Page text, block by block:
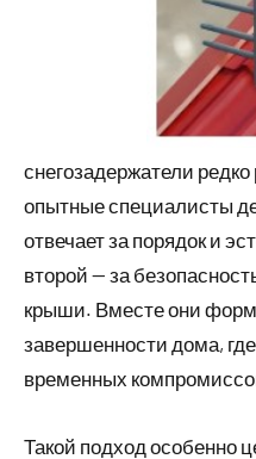
снегозадержатели
опытные специалисты
отвечает за порядок и
второй — за
крыши. Вместе они
завершенности дома,
временных
Такой подход особенно